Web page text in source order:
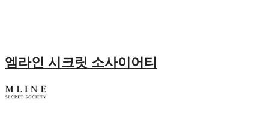
엠라인 시크릿 소사이어티